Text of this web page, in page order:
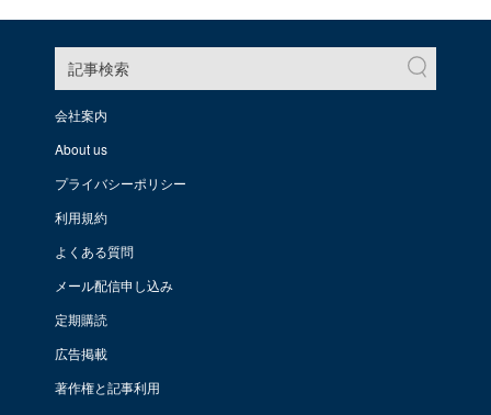
記事検索
会社案内
About us
プライバシーポリシー
利用規約
よくある質問
メール配信申し込み
定期購読
広告掲載
著作権と記事利用